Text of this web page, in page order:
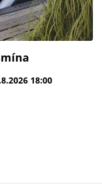
18:00